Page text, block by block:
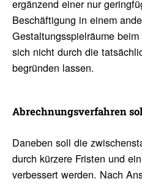
ergänzend einer nur
Beschäftigung in einem
Gestaltungsspielräume
sich nicht durch die
begründen lassen.
Abrech­nungs­ver­fahren
Daneben soll die
durch kürzere Fristen und
verbessert werden. Nach